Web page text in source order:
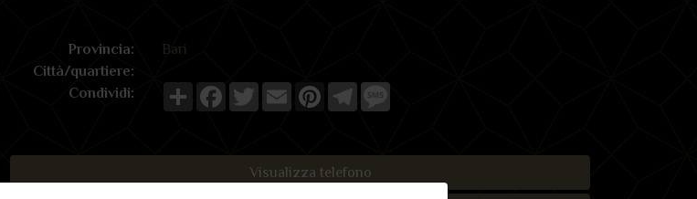
Provincia:
Bari
Città/quartiere:
Condividi:
Share Facebook
TwitterEmail Pinterest
Visualizza telefono